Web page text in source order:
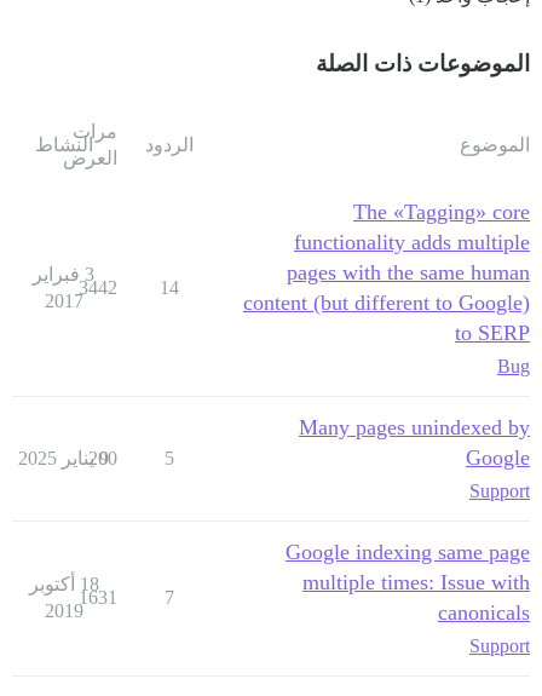
الموضوعات ذات الصلة
الموضوع الردود
مرات
العرض
النشاط
The «Tagging» core
functionality adds multiple
pages with the same human
content (but different to Google)
to SERP
Bug
14
3442
3 فبراير
2017
Many pages unindexed by
Google
Support
5
200
9 يناير 2025
Google indexing same page
multiple times: Issue with
canonicals
Support
7
1631
18 أكتوبر
2019